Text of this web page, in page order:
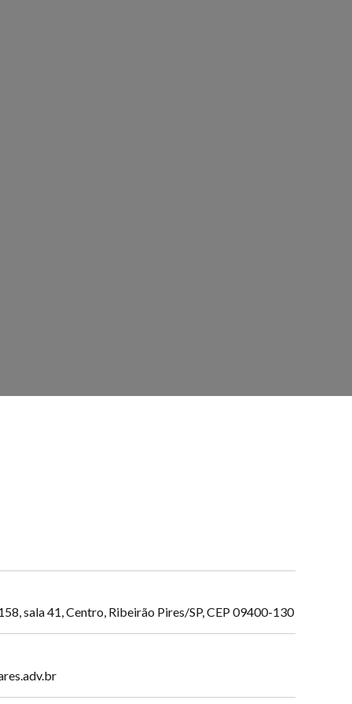
sala 41, Centro, Ribeirão Pires/SP, CEP 09400-130